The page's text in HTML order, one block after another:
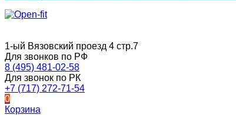
1-ый Вязовский проезд 4 стр.7
Для звонков по РФ
8 (495) 481-02-58
Для звонок по РК
+7 (717) 272-71-54
0
Корзина